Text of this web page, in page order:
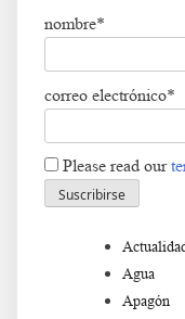
nombre*
correo electrónico*
Please read our
Agua
Apagón